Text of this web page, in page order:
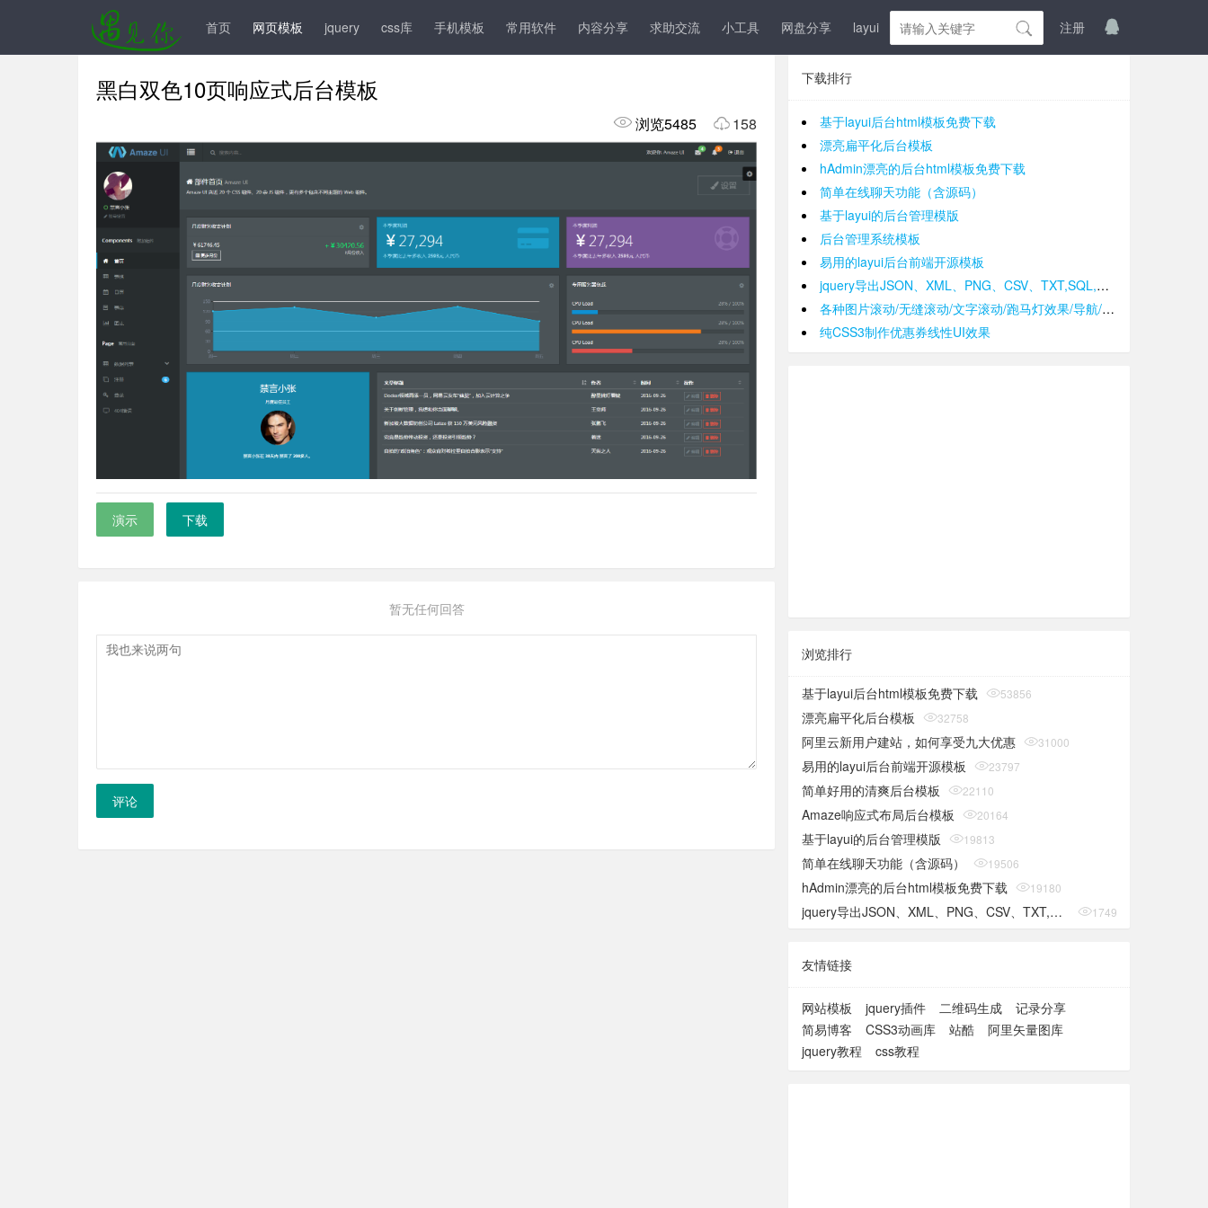
首页 网页模板 jquery css库 手机模板 常用软件 内容分享 求助交流 小工具 网盘分享 layui 登入 注册
手机模板 js插件 前台模板 后台模板 导航 UI 程序人生 其它
黑白双色10页响应式后台模板
浏览5485 158
演示 下载
暂无任何回答
评论
下载排行
基于layui后台html模板免费下载
漂亮扁平化后台模板
hAdmin漂亮的后台html模板免费下载
简单在线聊天功能（含源码）
基于layui的后台管理模版
后台管理系统模板
易用的layui后台前端开源模板
jquery导出JSON、XML、PNG、CSV、TXT,SQL,MS-Word,Ms-Excel Ms-Powerpoint、PDF插件
各种图片滚动/无缝滚动/文字滚动/跑马灯效果/导航/手风琴效果/轮播
纯CSS3制作优惠券线性UI效果
浏览排行
基于layui后台html模板免费下载 53856
漂亮扁平化后台模板 32758
阿里云新用户建站，如何享受九大优惠 31000
易用的layui后台前端开源模板 23797
简单好用的清爽后台模板 22110
Amaze响应式布局后台模板 20164
基于layui的后台管理模版 19813
简单在线聊天功能（含源码） 19506
hAdmin漂亮的后台html模板免费下载 19180
jquery导出JSON、XML、PNG、CSV、TXT,SQL,MS-Word,Ms-Excel Ms-Powerpoint、PDF插件 17490
友情链接
网站模板 jquery插件 二维码生成
记录分享
简易博客
CSS3动画库 站酷
阿里矢量图库
jquery教程
css教程